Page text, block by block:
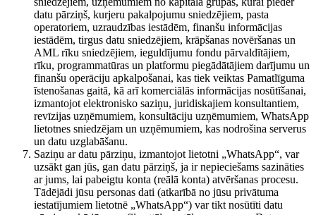
datu pārziņš, kurjeru pakalpojumu sniedzējiem, pasta
operatoriem, uzraudzības iestādēm, finanšu informācijas
iestādēm, tirgus datu sniedzējiem, krāpšanas novēršanas un
AML rīku sniedzējiem, ieguldījumu fondu pārvaldītājiem,
rīku, programmatūras un platformu piegādātājiem darījumu un
finanšu operāciju apkalpošanai, kas tiek veiktas Pamatlīguma
īstenošanas gaitā, kā arī komerciālās informācijas nosūtīšanai,
izmantojot elektronisko saziņu, juridiskajiem konsultantiem,
revīzijas uzņēmumiem, konsultāciju uzņēmumiem, WhatsApp
lietotnes sniedzējam un uzņēmumiem, kas nodrošina serverus
un datu uzglabāšanu.
Saziņu ar datu pārziņu, izmantojot lietotni „WhatsApp“, var
uzsākt gan jūs, gan datu pārziņš, ja ir nepieciešams sazināties
ar jums, lai pabeigtu konta (reālā konta) atvēršanas procesu.
Tādējādi jūsu personas dati (atkarībā no jūsu privātuma
iestatījumiem lietotnē „WhatsApp“) var tikt nosūtīti datu